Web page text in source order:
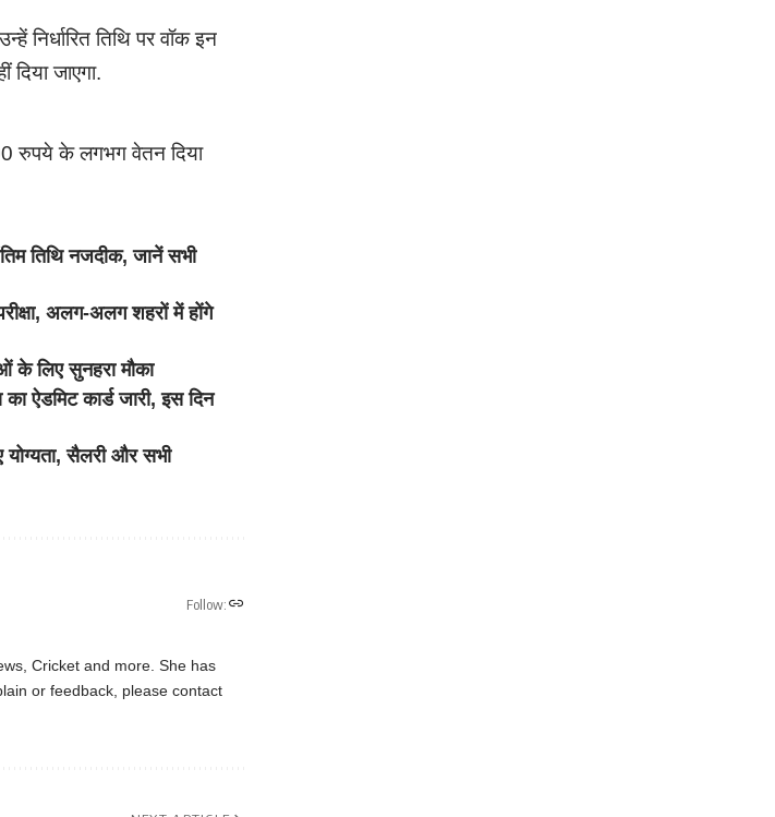
तिथि पर वॉक इन
दिया जाएगा.
रुपये के लगभग वेतन दिया
तिथि नजदीक, जानें सभी
अलग-अलग शहरों में होंगे
के लिए सुनहरा मौका
ऐडमिट कार्ड जारी, इस दिन
सैलरी और सभी
Follow:
Cricket and more. She has
or feedback, please contact